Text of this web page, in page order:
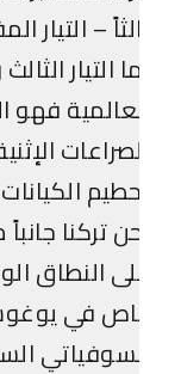
– التيار
التيار الثالث
فهو
الإثنية
الكيانات
تركنا جانباً
النطاق
في